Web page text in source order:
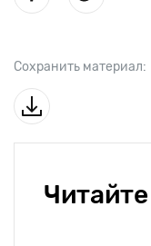
Сохранить материал: